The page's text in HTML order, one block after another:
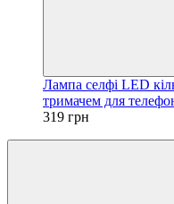
Лампа селфі LED
тримачем для
319 грн